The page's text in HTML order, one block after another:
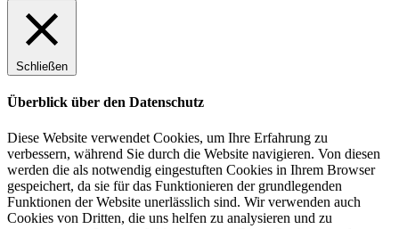
Schließen
Überblick über den Datenschutz
Diese Website verwendet Cookies, um Ihre Erfahrung zu
verbessern, während Sie durch die Website navigieren. Von diesen
werden die als notwendig eingestuften Cookies in Ihrem Browser
gespeichert, da sie für das Funktionieren der grundlegenden
Funktionen der Website unerlässlich sind. Wir verwenden auch
Cookies von Dritten, die uns helfen zu analysieren und zu